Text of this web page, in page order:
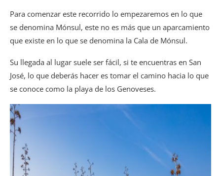
Para comenzar este recorrido lo empezaremos en lo que
se denomina Mónsul, este no es más que un aparcamiento
que existe en lo que se denomina la Cala de Mónsul.
Su llegada al lugar suele ser fácil, si te encuentras en San
José, lo que deberás hacer es tomar el camino hacia lo que
se conoce como la playa de los Genoveses.